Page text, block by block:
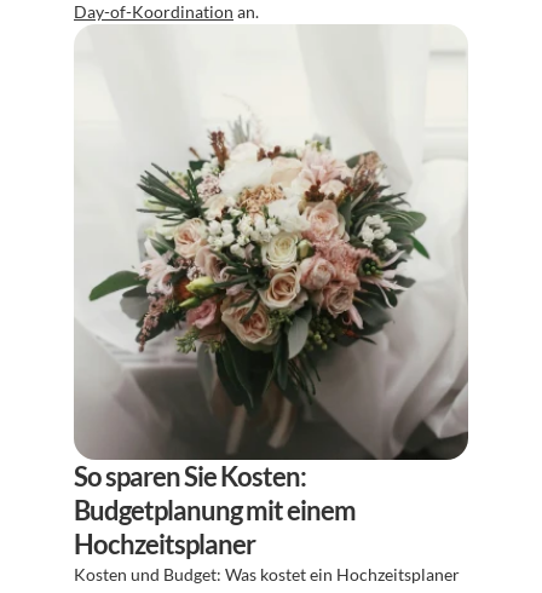
Day-of-Koordination an.
So sparen Sie Kosten:
Budgetplanung mit einem
Hochzeitsplaner
Kosten und Budget: Was kostet ein Hochzeitsplaner